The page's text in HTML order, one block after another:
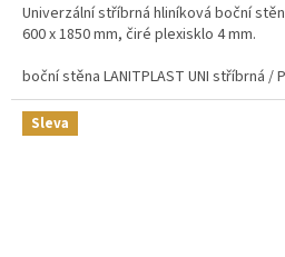
Univerzální stříbrná hliníková boční
600 x 1850 mm, čiré plexisklo 4 mm.
boční stěna LANITPLAST UNI stříbrná /
Sleva